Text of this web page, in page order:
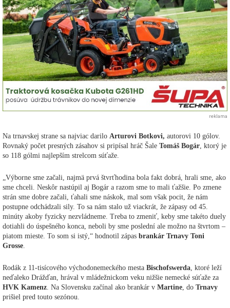
reklama
Na trnavskej strane sa najviac darilo Arturovi Botkovi, autorovi 10 gólov.
Rovnaký počet presných zásahov si pripísal hráč Šale Tomáš Bogár , ktorý je
so 118 gólmi najlepším strelcom súťaže.
„Výborne sme začali, najmä prvá štvrťhodina bola fakt dobrá, hrali sme, ako
sme chceli. Neskôr nastúpil aj Bogár a razom sme to mali ťažšie. Po zmene
strán sme dobre začali, ťahali sme náskok, mal som však pocit, že nám
postupne odchádzali sily. To sa nám stalo už viackrát, že zápasy od 45.
minúty akoby fyzicky nezvládneme. Treba to zmeniť, keby sme takéto duely
dotiahli do úspešného konca, neboli by sme poslední ale možno na štvrtom –
piatom mieste. To som si istý,“ hodnotil zápas brankár Trnavy Toni
Grosse
Rodák z 11-tisícového východonemeckého mesta Bischofswerda , ktoré leží
neďaleko Drážďan, hrával v mládežnickom veku nižšie nemecké súťaže za
HVK Kamenz . Na Slovensku začínal ako brankár v Martine , do Trnavy
prišiel pred touto sezónou.